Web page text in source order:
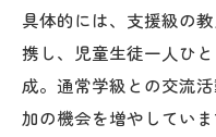
具体的には、支援級の
携し、児童生徒一人ひ
成。通常学級との交流
加の機会を増やしてい